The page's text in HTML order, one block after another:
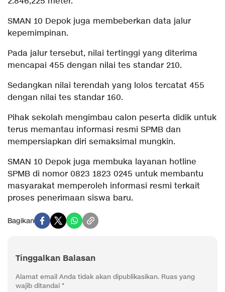
SMAN 10 Depok juga membeberkan data jalur
kepemimpinan.
Pada jalur tersebut, nilai tertinggi yang diterima
mencapai 455 dengan nilai tes standar 210.
Sedangkan nilai terendah yang lolos tercatat 455
dengan nilai tes standar 160.
Pihak sekolah mengimbau calon peserta didik untuk
terus memantau informasi resmi SPMB dan
mempersiapkan diri semaksimal mungkin.
SMAN 10 Depok juga membuka layanan hotline
SPMB di nomor 0823 1823 0245 untuk membantu
masyarakat memperoleh informasi resmi terkait
proses penerimaan siswa baru.
Bagikan
Tinggalkan Balasan
Alamat email Anda tidak akan dipublikasikan. Ruas yang
wajib ditandai *